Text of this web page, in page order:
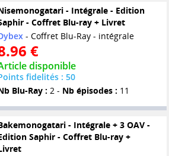
- Intégrale - Edition
- Coffret Blu-ray + Livret
- Coffret Blu-Ray - intégrale
€
disponible
fidelités : 50
Blu-Ray : 2 - Nb épisodes : 11
- Intégrale + 3 OAV -
Saphir - Coffret Blu-ray +